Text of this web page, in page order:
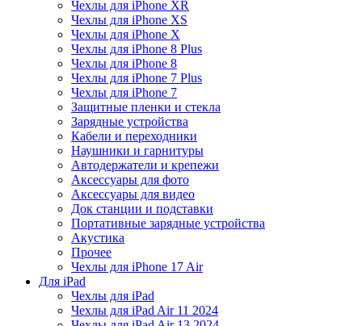
Чехлы для iPhone XR
Чехлы для iPhone XS
Чехлы для iPhone X
Чехлы для iPhone 8 Plus
Чехлы для iPhone 8
Чехлы для iPhone 7 Plus
Чехлы для iPhone 7
Защитные пленки и стекла
Зарядные устройства
Кабели и переходники
Наушники и гарнитуры
Автодержатели и крепежи
Аксессуары для фото
Аксессуары для видео
Док станции и подставки
Портативные зарядные устройства
Акустика
Прочее
Чехлы для iPhone 17 Air
Для iPad
Чехлы для iPad
Чехлы для iPad Air 11 2024